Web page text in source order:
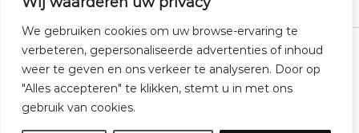
We gebruiken cookies om uw browse-ervaring te
verbeteren, gepersonaliseerde advertenties of inhoud
weer te geven en ons verkeer te analyseren. Door op
"Alles accepteren" te klikken, stemt u in met ons
gebruik van cookies.
Klantenservice Cookies Privacybeleid Disclaimer
© 2026 -